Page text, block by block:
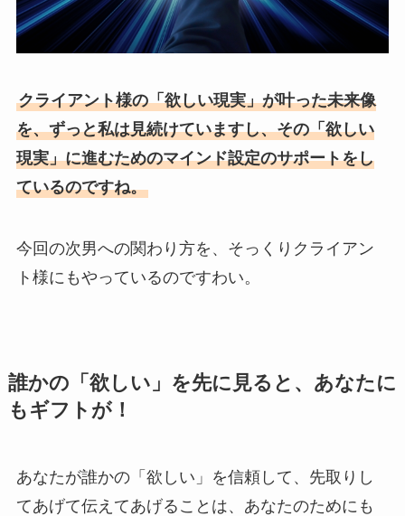
クライアント様の「欲しい現実」が叶った未来像
を、ずっと私は見続けていますし、その「欲しい
現実」に進むためのマインド設定のサポートをし
ているのですね。
今回の次男への関わり方を、そっくりクライアン
ト様にもやっているのですわい。
誰かの「欲しい」を先に見ると、あなたに
もギフトが！
あなたが誰かの「欲しい」を信頼して、先取りし
てあげて伝えてあげることは、あなたのためにも